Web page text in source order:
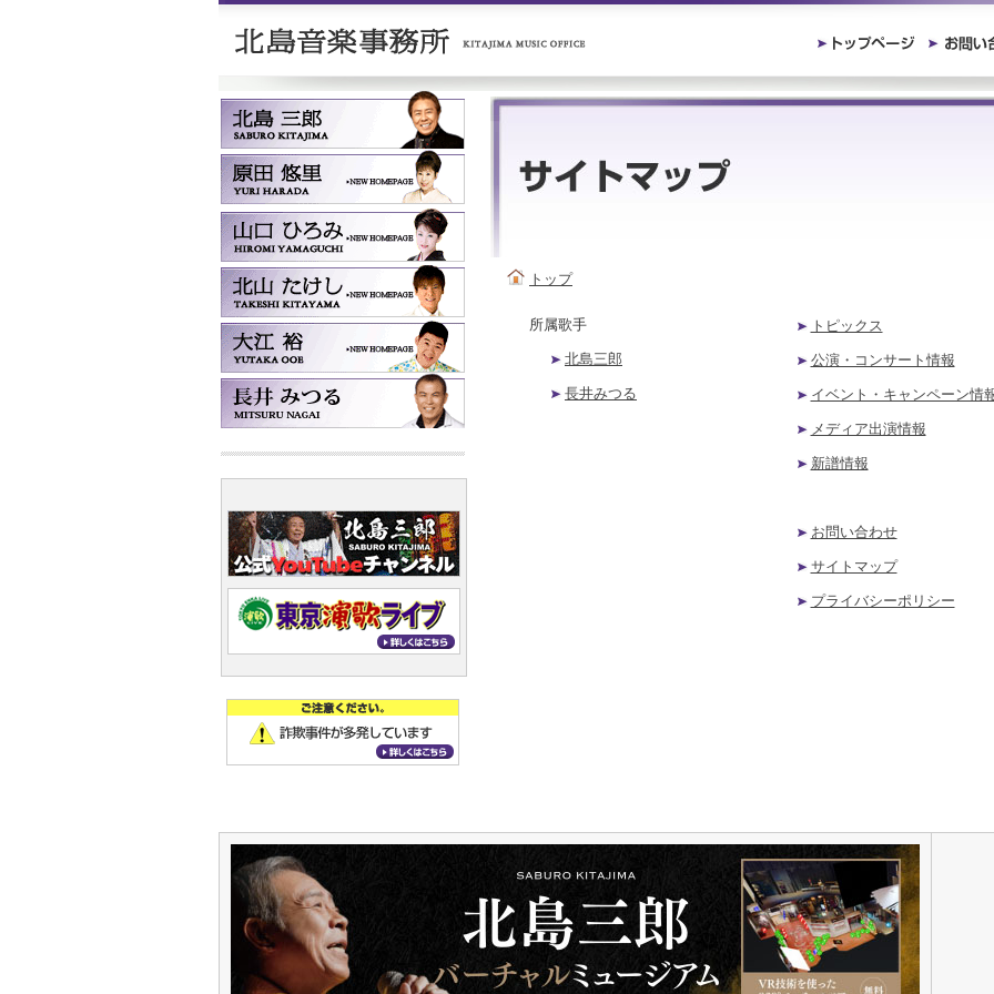
トップ
所属歌手
北島三郎
長井みつる
トピックス
公演・コンサート情報
イベント・キャンペーン情
メディア出演情報
新譜情報
お問い合わせ
サイトマップ
プライバシーポリシー